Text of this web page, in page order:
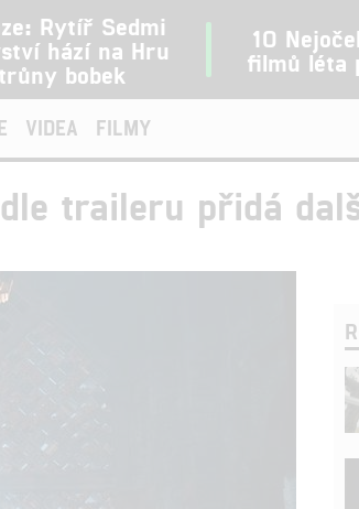
Rytíř Sedmi
hází na Hru
bobek
10
filmů léta
VIDEA FILMY
traileru přidá